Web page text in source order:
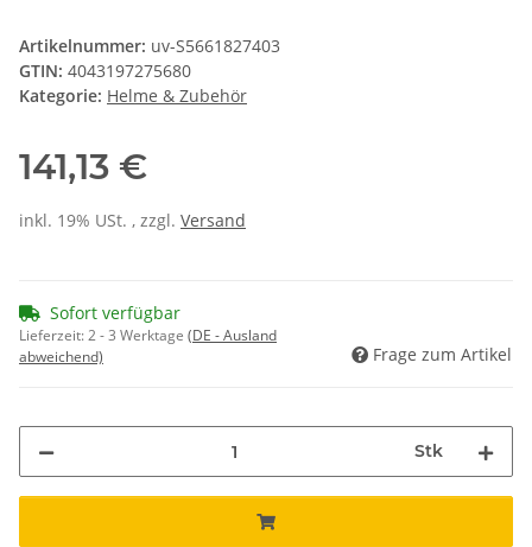
Artikelnummer: uv-S5661827403
GTIN: 4043197275680
Kategorie: Helme & Zubehör
141,13 €
inkl. 19% USt. , zzgl. Versand
Sofort verfügbar
Lieferzeit:2 - 3 Werktage (DE - Ausland
abweichend)
Frage zum Artikel
Stk